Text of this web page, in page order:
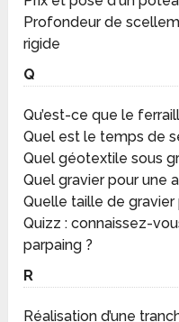
Profondeur de
rigide
Q
Qu’est-ce que le
Quel est le temps de
Quel géotextile sous
Quel gravier pour une
Quelle taille de
Quizz : connaissez-
parpaing ?
R
Réalisation d’une